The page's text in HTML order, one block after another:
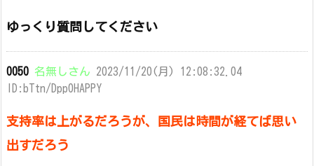
ゆっくり質問してください
0050 名無しさん 2023/11/20(月) 12:08:32.04
ID:bTtn/Dpp0HAPPY
支持率は上がるだろうが、国民は時間が経てば思い
出すだろう